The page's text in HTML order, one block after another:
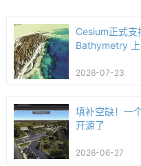
Cesium正式支
Bathymetry
2026-07-23
填补空缺！一
开源了
2026-06-27